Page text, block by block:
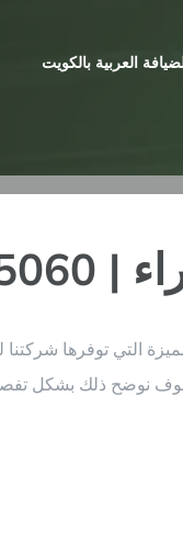
العربية بالكويت
النوبي
التي توفرها
نوضح ذلك بشكل